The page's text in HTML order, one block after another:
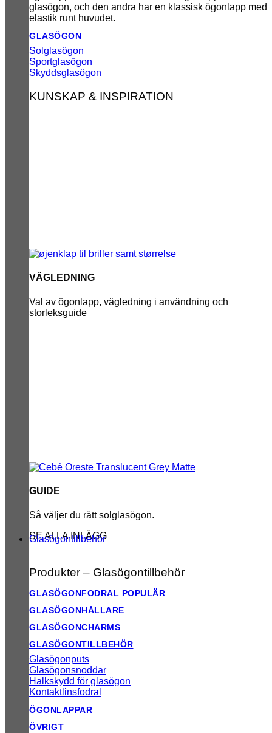
GLASÖGON
Solglasögon
Sportglasögon
Skyddsglasögon
KUNSKAP & INSPIRATION
VÄGLEDNING
Val av ögonlapp, vägledning i användning och
storleksguide
GUIDE
Så väljer du rätt solglasögon.
SE ALLA INLÄGG
Glasögontillbehör
Produkter – Glasögontillbehör
GLASÖGONFODRAL
GLASÖGONHÅLLARE
GLASÖGONCHARMS
GLASÖGONTILLBEHÖR
Glasögonputs
Glasögonsnoddar
Halkskydd för glasögon
Kontaktlinsfodral
ÖGONLAPPAR
ÖVRIGT